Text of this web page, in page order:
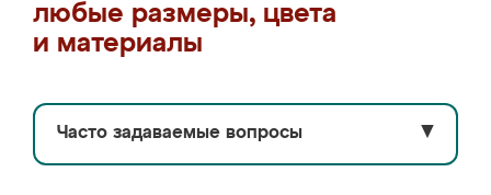
любые размеры, цвета
и материалы
Часто задаваемые вопросы ▼